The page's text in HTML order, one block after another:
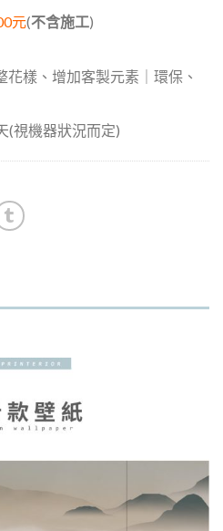
元(不含施工)
樣、增加客製元素｜環保、
(視機器狀況而定)